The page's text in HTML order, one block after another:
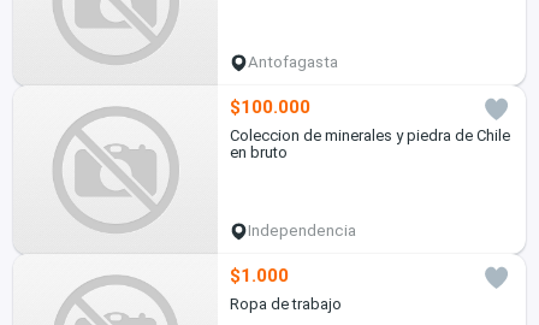
Antofagasta
$100.000
Coleccion de minerales y piedra de Chile
en bruto
Independencia
$1.000
Ropa de trabajo